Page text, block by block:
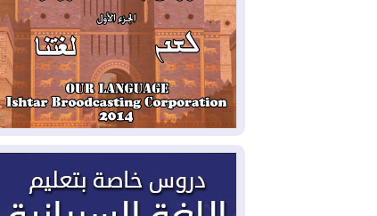
2026-08-05
حرائق فرنسا.. توقيف 402
شخص بينهم 156 قاصرا منذ بداية موسم
الحرائق
2026-08-04سومو: إنتاج النفط في إقليم
كوردستان انخفض إلى أقل من 10%
ملفات حقبة الكاظمي تعود إلى
الواجهة.. أنباء عن مراجعات قضائية
وتحقيقات أوسع في قضايا فساد